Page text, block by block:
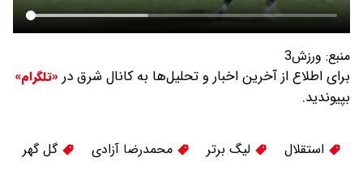
منبع: ورزش3
برای اطلاع از آخرین اخبار و تحلیل‌ها به کانال شرق در «تلگرام»
بپیوندید.
استقلال لیگ برتر محمدرضا آزادی گل گهر